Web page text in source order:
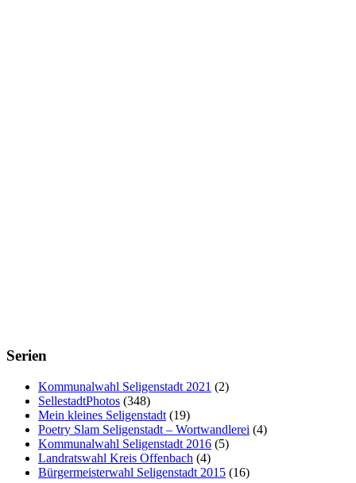
Serien
Kommunalwahl Seligenstadt 2021 (2)
SellestadtPhotos (348)
Mein kleines Seligenstadt (19)
Poetry Slam Seligenstadt – Wortwandlerei (4)
Kommunalwahl Seligenstadt 2016 (5)
Landratswahl Kreis Offenbach (4)
Bürgermeisterwahl Seligenstadt 2015 (16)